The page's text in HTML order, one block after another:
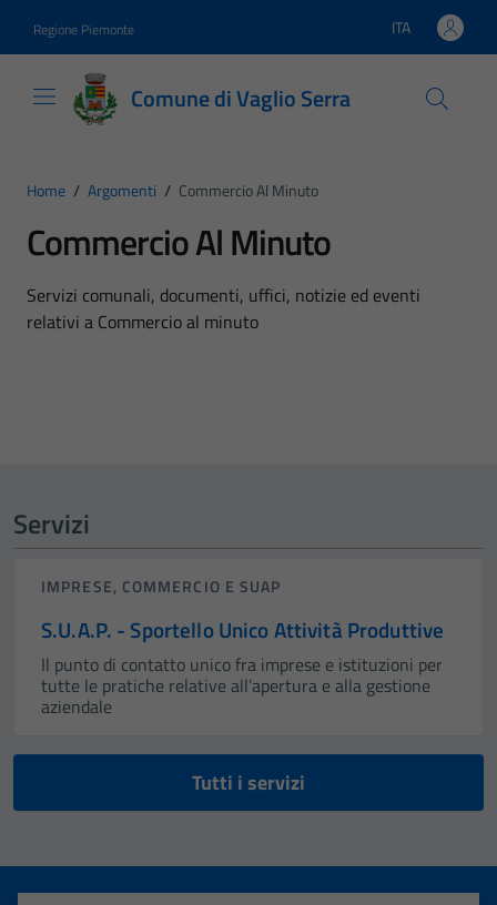
Regione Piemonte Lingua attiva:
ITA
Comune di Vaglio Serra
Home / Argomenti / Commercio Al Minuto
Commercio Al Minuto
Dettagli dell'argomento
Servizi comunali, documenti, uffici, notizie ed eventi
relativi a Commercio al minuto
Servizi
IMPRESE, COMMERCIO E SUAP
S.U.A.P. - Sportello Unico Attività Produttive
Il punto di contatto unico fra imprese e istituzioni per
tutte le pratiche relative all’apertura e alla gestione
aziendale
Tutti i servizi